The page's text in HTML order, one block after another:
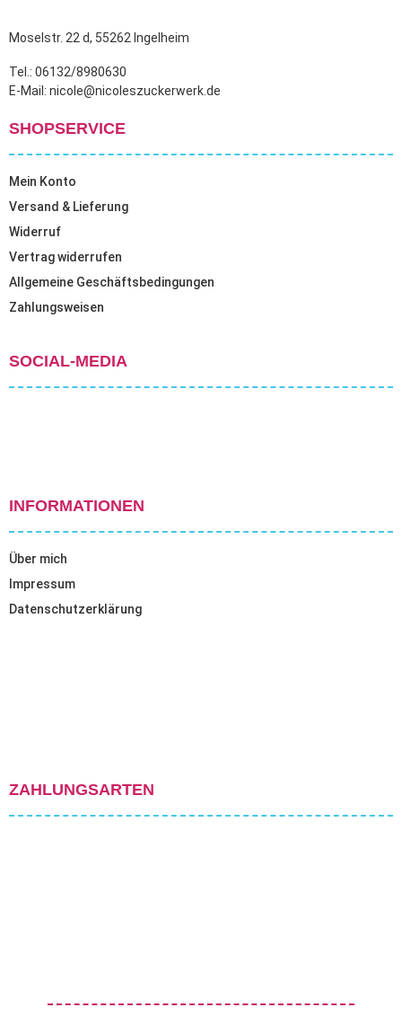
Moselstr. 22 d, 55262 Ingelheim
Tel.: 06132/8980630
E-Mail: nicole@nicoleszuckerwerk.de
SHOPSERVICE
Mein Konto
Versand & Lieferung
Widerruf
Vertrag widerrufen
Allgemeine Geschäftsbedingungen
Zahlungsweisen
SOCIAL-MEDIA
INFORMATIONEN
Über mich
Impressum
Datenschutzerklärung
ZAHLUNGSARTEN